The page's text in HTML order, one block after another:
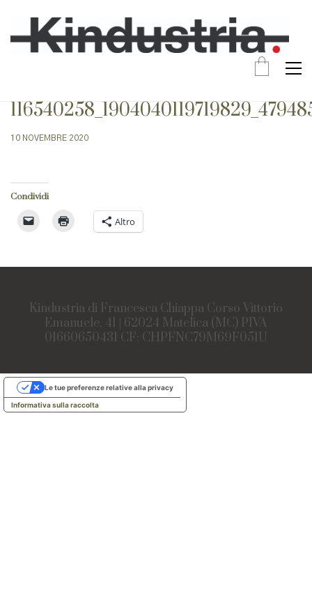
10 NOVEMBRE 2020
Condividi
Altro
Kindustria di Francesca Chiappa Corso Vittorio
Emanuele, 41 | 62024 Matelica (MC) PIVA
01660650431 CF: CHPFNC79M69F051U
Informativa sulla raccolta
Le tue preferenze relative alla privacy